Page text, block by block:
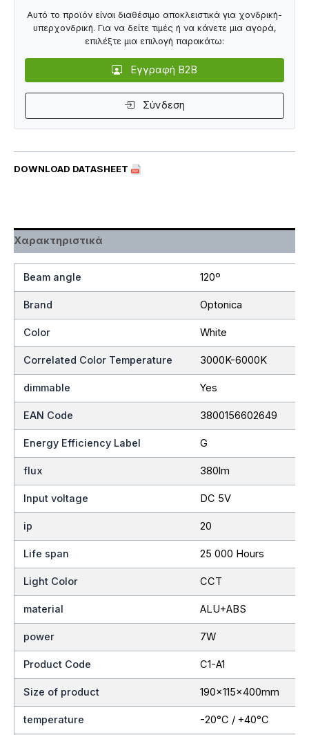
DOWNLOAD DATASHEET
Αυτό το προϊόν είναι διαθέσιμο αποκλειστικά για χονδρική-
υπερχονδρική. Για να δείτε τιμές ή να κάνετε μια αγορά,
επιλέξτε μια επιλογή παρακάτω:
Εγγραφή B2B
Σύνδεση
Χαρακτηριστικά
Beam angle 120º
Brand Optonica
Color White
Correlated Color Temperature 3000K-6000K
dimmable Yes
EAN Code 3800156602649
Energy Efficiency Label G
flux 380lm
Input voltage DC 5V
ip 20
Life span 25 000 Hours
Light Color CCT
material ALU+ABS
power 7W
Product Code C1-A1
Size of product 190x115x400mm
temperature -20°C / +40°C